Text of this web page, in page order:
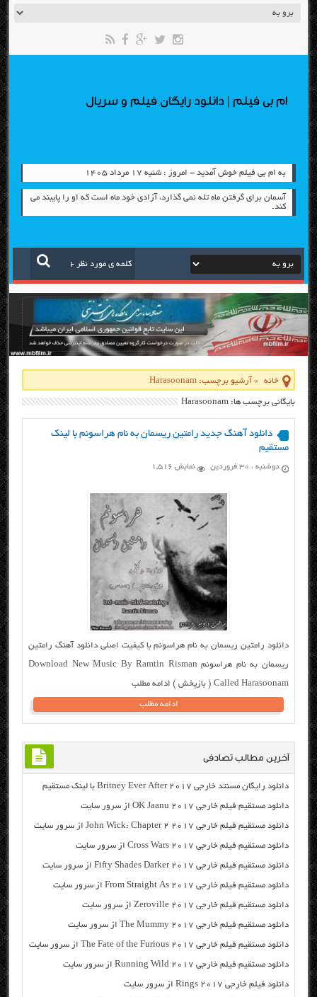
ام بی فیلم | دانلود رایگان فیلم و سریال
به ام بی فیلم خوش آمدید - امروز : شنبه ۱۷ مرداد ۱۴۰۵
آسمان برای گرفتن ماه تله نمی گذارد، آزادی خود ماه است كه او را پایبند می
كند.
خانه » آرشیو برچسب: Harasoonam
بایگانی برچسب ها: Harasoonam
دانلود آهنگ جدید رامتین ریسمان به نام هراسونم با لینک
مستقیم
دوشنبه ، ۳۰ فروردین نمایش 1,516
دانلود رامتین ریسمان به نام هراسونم با کیفیت اصلی دانلود آهنگ رامتین
ریسمان به نام هراسونم Download New Music By Ramtin Risman
Called Harasoonam ( بازپخش ) ادامه مطلب
ادامه مطلب
آخرین مطالب تصادفی
دانلود رایگان مسنتد خارجی Britney Ever After 2017 با لینک مستقیم
دانلود مستقیم فیلم خارجی OK Jaanu 2017 از سرور سایت
دانلود مستقیم فیلم خارجی John Wick: Chapter 2 2017 از سرور سایت
دانلود مستقیم فیلم خارجی Cross Wars 2017 از سرور سایت
دانلود مستقیم فیلم خارجی Fifty Shades Darker 2017 از سرور سایت
دانلود مستقیم فیلم خارجی From Straight As 2017 از سرور سایت
دانلود مستقیم فیلم خارجی Zeroville 2017 از سرور سایت
دانلود مستقیم فیلم خارجی The Mummy 2017 از سرور سایت
دانلود مستقیم فیلم خارجی The Fate of the Furious 2017 از سرور سایت
دانلود مستقیم فیلم خارجی Running Wild 2017 از سرور سایت
دانلود فیلم خارجی Rings 2017 از سرور سایت